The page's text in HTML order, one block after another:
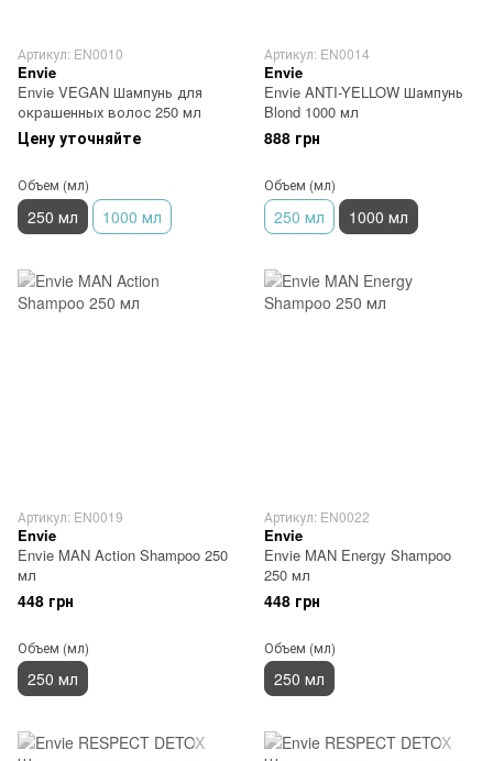
Артикул: EN0010
Envie
Envie VEGAN Шампунь для
окрашенных волос 250 мл
Цену уточняйте
Объем (мл)
250 мл 1000 мл
Артикул: EN0014
Envie
Envie ANTI-YELLOW Шампунь
Blond 1000 мл
888 грн
Объем (мл)
250 мл 1000 мл
Артикул: EN0019
Envie
Envie MAN Action Shampoo 250
мл
448 грн
Объем (мл)
250 мл
Артикул: EN0022
Envie
Envie MAN Energy Shampoo
250 мл
448 грн
Объем (мл)
250 мл